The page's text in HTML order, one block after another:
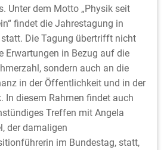
Unter dem Motto „Physik seit
findet die Jahrestagung in
statt. Die Tagung übertrifft nicht
Erwartungen in Bezug auf die
sondern auch an die
in der Öffentlichkeit und in der
In diesem Rahmen findet auch
Treffen mit Angela
der damaligen
im Bundestag, statt,